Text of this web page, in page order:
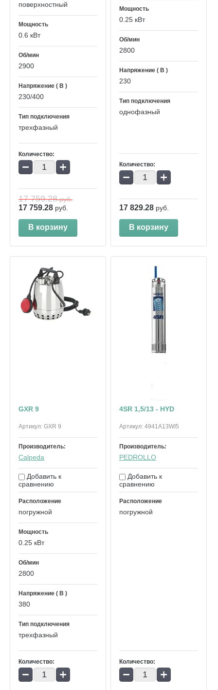
поверхностный
Мощность
0.6 кВт
Об/мин
2900
Напряжение ( В )
230/400
Тип подключения
трехфазный
Количество:
− +
17 759.28руб.
17 759.28 руб.
В корзину
Мощность
0.25 кВт
Об/мин
2800
Напряжение ( В )
230
Тип подключения
однофазный
Количество:
− +
17 829.28 руб.
В корзину
GXR 9
Артикул: GXR 9
Производитель:
Calpeda
Добавить к
сравнению
Расположение
погружной
Мощность
0.25 кВт
Об/мин
2800
Напряжение ( В )
380
Тип подключения
трехфазный
Количество:
− +
4SR 1,5/13 - HYD
Артикул:4941A13WI5
Производитель:
PEDROLLO
Добавить к
сравнению
Расположение
погружной
Количество:
− +